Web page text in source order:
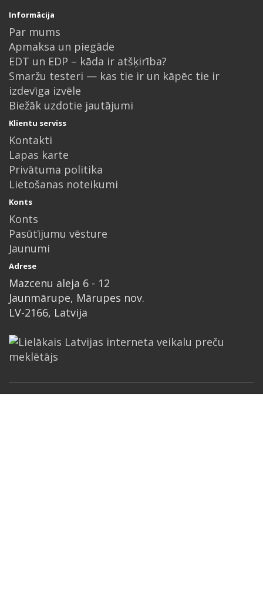
Informācija
Par mums
Apmaksa un piegāde
EDT un EDP – kāda ir atšķirība?
Smaržu testeri — kas tie ir un kāpēc tie ir
izdevīga izvēle
Biežāk uzdotie jautājumi
Klientu serviss
Kontakti
Lapas karte
Privātuma politika
Lietošanas noteikumi
Konts
Konts
Pasūtījumu vēsture
Jaunumi
Adrese
Mazcenu aleja 6 - 12
Jaunmārupe, Mārupes nov.
LV-2166, Latvija